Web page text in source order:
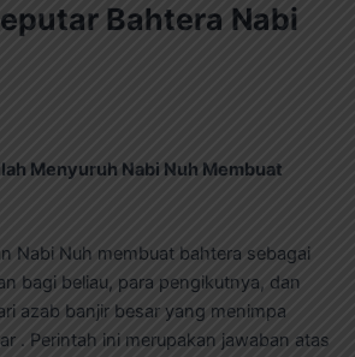
Bahtera Nabi
Menyuruh Nabi Nuh Membuat
Nabi Nuh membuat bahtera sebagai
bagi beliau, para pengikutnya, dan
azab banjir besar yang menimpa
. Perintah ini merupakan jawaban atas